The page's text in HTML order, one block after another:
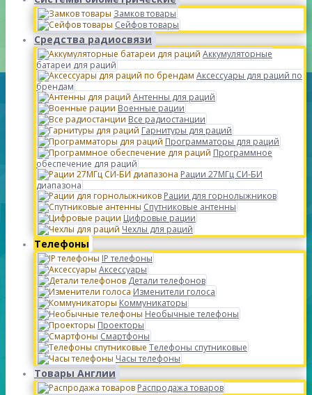
Замков товары
Сейфов товары
Средства радиосвязи
Аккумуляторные
батареи для раций
Аксессуары для раций по
брендам
Антенны для раций
Военные рации
Все радиостанции
Гарнитуры для раций
Программаторы для раций
Программное
обеспечение для раций
Рации 27МГц СИ-БИ
диапазона
Рации для горнолыжников
Спутниковые антенны
Цифровые рации
Чехлы для раций
Телефоны
IP телефоны
Аксессуары
Детали телефонов
Изменители голоса
Коммуникаторы
Необычные телефоны
Проекторы
Смартфоны
Телефоны спутниковые
Часы телефоны
Товары Англии
Распродажа товаров